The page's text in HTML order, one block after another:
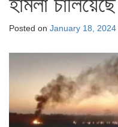
Posted on January 18, 2024